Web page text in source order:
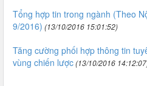
Tổng hợp tin trong ngành (Theo
9/2016) (13/10/2016 15:01:52)
Tăng cường phối hợp thông tin
vùng chiến lược(13/10/2016